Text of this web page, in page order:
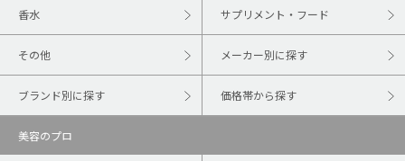
香水 サプリメント・フード
その他 メーカー別に探す
ブランド別に探す 価格帯から探す
美容のプロ